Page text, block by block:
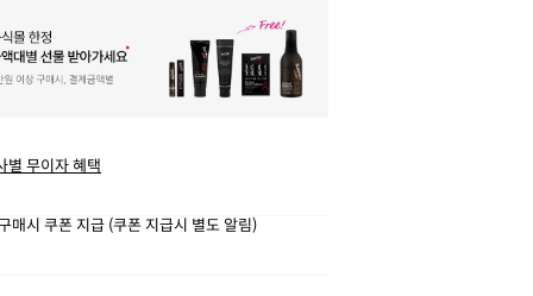
별 무이자 혜택
매시 쿠폰 지급 (쿠폰 지급시 별도 알림)